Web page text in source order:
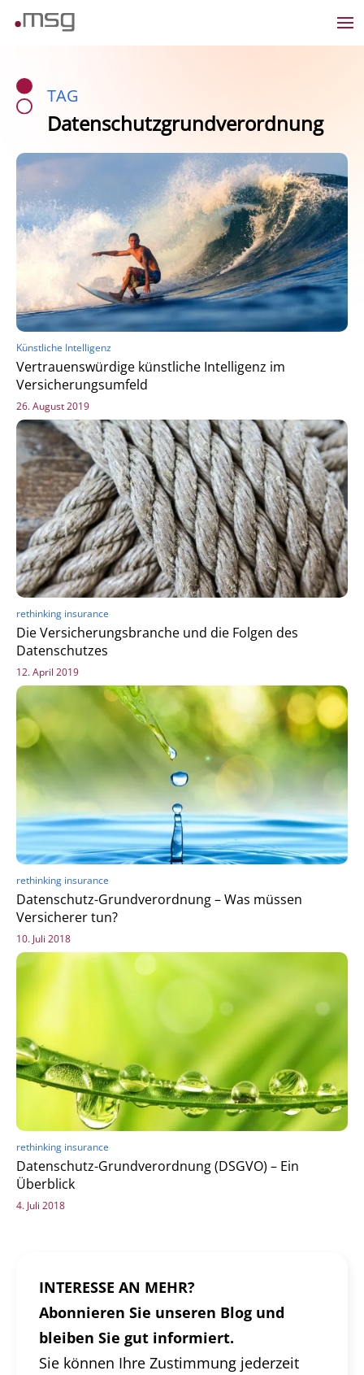
TAG
Datenschutzgrundverordnung
Künstliche Intelligenz
Vertrauenswürdige künstliche Intelligenz im
Versicherungsumfeld
26. August 2019
rethinking insurance
Die Versicherungsbranche und die Folgen des
Datenschutzes
12. April 2019
rethinking insurance
Datenschutz-Grundverordnung – Was müssen
Versicherer tun?
10. Juli 2018
rethinking insurance
Datenschutz-Grundverordnung (DSGVO) – Ein
Überblick
4. Juli 2018
INTERESSE AN MEHR?
Abonnieren Sie unseren Blog und
bleiben Sie gut informiert.
Sie können Ihre Zustimmung jederzeit